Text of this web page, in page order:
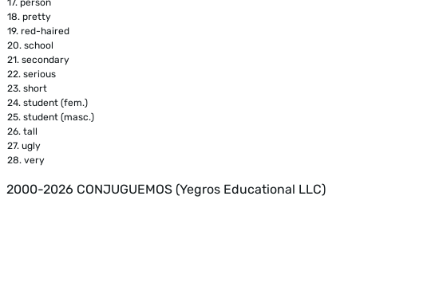
18. pretty
19. red-haired
20. school
21. secondary
22. serious
23. short
24. student (fem.)
25. student (masc.)
26. tall
27. ugly
28. very
2000-2026 CONJUGUEMOS (Yegros Educational LLC)